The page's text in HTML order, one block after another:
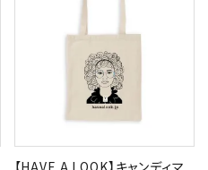
【HAVE A LOOK】キャンディマ